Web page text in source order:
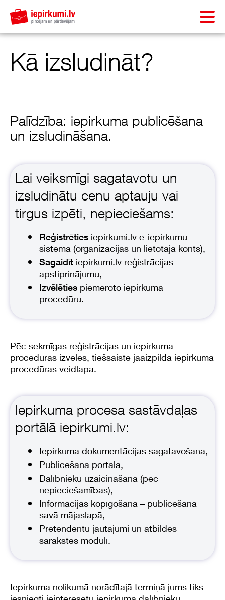
Kā izsludināt?
Palīdzība: iepirkuma publicēšana
un izsludināšana.
Lai veiksmīgi sagatavotu un
izsludinātu cenu aptauju vai
tirgus izpēti, nepieciešams:
Reģistrēties iepirkumi.lv e-iepirkumu
sistēmā (organizācijas un lietotāja konts),
Sagaidīt iepirkumi.lv reģistrācijas
apstiprinājumu,
Izvēlēties piemēroto iepirkuma
procedūru.
Pēc sekmīgas reģistrācijas un iepirkuma
procedūras izvēles, tiešsaistē jāaizpilda iepirkuma
procedūras veidlapa.
Iepirkuma procesa sastāvdaļas
portālā iepirkumi.lv:
Iepirkuma dokumentācijas sagatavošana,
Publicēšana portālā,
Dalībnieku uzaicināšana (pēc
nepieciešamības),
Informācijas kopīgošana – publicēšana
savā mājaslapā,
Pretendentu jautājumi un atbildes
sarakstes modulī.
Iepirkuma nolikumā norādītajā termiņā jums tiks